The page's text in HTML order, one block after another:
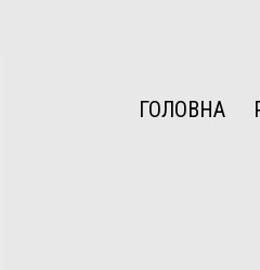
ГОЛОВНА